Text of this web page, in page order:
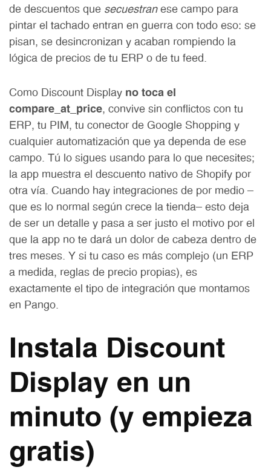
de descuentos que secuestranese campo para
pintar el tachado entran en guerra con todo eso: se
pisan, se desincronizan y acaban rompiendo la
lógica de precios de tu ERP o de tu feed.
Como Discount Display no toca el
compare_at_price, convive sin conflictos con tu
ERP, tu PIM, tu conector de Google Shopping y
cualquier automatización que ya dependa de ese
campo. Tú lo sigues usando para lo que necesites;
la app muestra el descuento nativo de Shopify por
otra vía. Cuando hay integraciones de por medio —
que es lo normal según crece la tienda— esto deja
de ser un detalle y pasa a ser justo el motivo por el
que la app no te dará un dolor de cabeza dentro de
tres meses. Y si tu caso es más complejo (un ERP
a medida, reglas de precio propias), es
exactamente el tipo de integración que montamos
en Pango.
Instala Discount
Display en un
minuto (y empieza
gratis)